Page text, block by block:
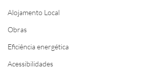
Alojamento Local
Obras
Eficiência energética
Acessibilidades